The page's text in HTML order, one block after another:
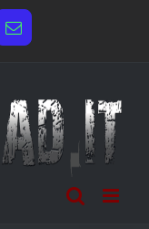
Email